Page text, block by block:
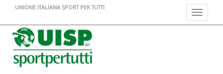
Toggle
UNIONE ITALIANA SPORT PER TUTTI